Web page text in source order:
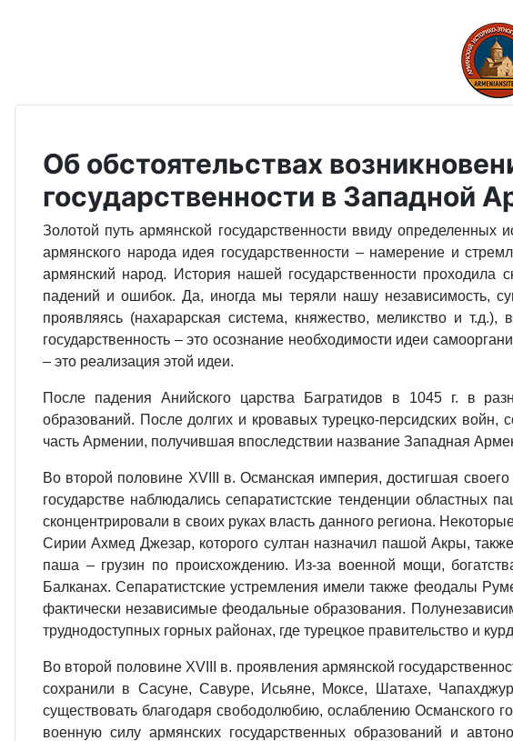
Об обстоятельствах
государственности в Западной
Золотой путь армянской государственности ввиду
армянского народа идея государственности – намерение и
армянский народ. История нашей государственности
падений и ошибок. Да, иногда мы теряли нашу независимость,
проявляясь (нахарарская система, княжество, меликство и
государственность – это осознание необходимости идеи
– это реализация этой идеи.
После падения Анийского царства Багратидов в 1045 г. в
образований. После долгих и кровавых турецко-персидских
часть Армении, получившая впоследствии название Западная
Во второй половине XVIII в. Османская империя, достигшая
государстве наблюдались сепаратистские тенденции
сконцентрировали в своих руках власть данного региона.
Сирии Ахмед Джезар, которого султан назначил пашой Акры,
паша – грузин по происхождению. Из-за военной мощи,
Балканах. Сепаратистские устремления имели также феодалы
фактически независимые феодальные образования.
труднодоступных горных районах, где турецкое правительство и
Во второй половине XVIII в. проявления армянской
сохранили в Сасуне, Савуре, Исьяне, Моксе, Шатахе,
существовать благодаря свободолюбию, ослаблению Османского
военную силу армянских государственных образований и